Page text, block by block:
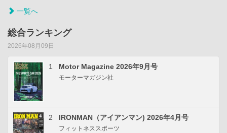
一覧へ
総合ランキング
2026年08月09日
1 Motor Magazine 2026年9月号
モーターマガジン社
2 IRONMAN（アイアンマン) 2026年4月号
フィットネススポーツ